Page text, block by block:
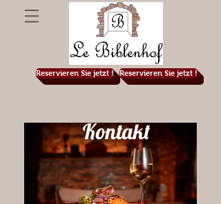
Reservieren Sie jetzt ! Reservieren Sie jetzt !
Kontakt